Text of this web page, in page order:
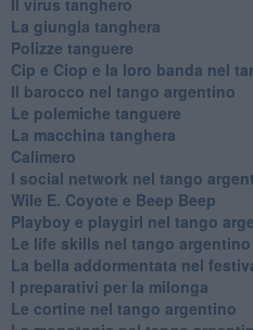
La giungla tanghera
Polizze tanguere
Cip e Ciop e la loro banda nel
Il barocco nel tango argentino
Le polemiche tanguere
La macchina tanghera
Calimero
​I social network nel tango
Wile E. Coyote e Beep Beep
Playboy e playgirl nel tango
Le life skills nel tango argentino
La bella addormentata nel
I preparativi per la milonga
Le cortine nel tango argentino